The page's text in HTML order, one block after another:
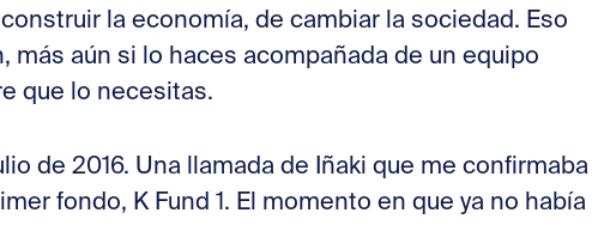
la economía, de cambiar la sociedad. Eso
más aún si lo haces acompañada de un equipo
que lo necesitas.
de 2016. Una llamada de Iñaki que me confirmaba
fondo, K Fund 1. El momento en que ya no había